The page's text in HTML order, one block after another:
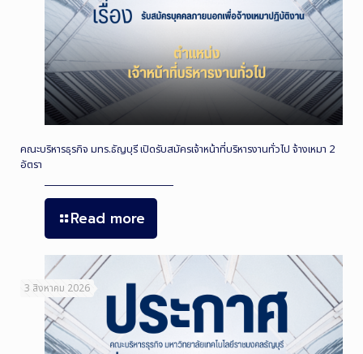
คณะบริหารธุรกิจ มทร.ธัญบุรี เปิดรับสมัครเจ้าหน้าที่บริหารงานทั่วไป จ้างเหมา 2
อัตรา
Read more
3 สิงหาคม 2026